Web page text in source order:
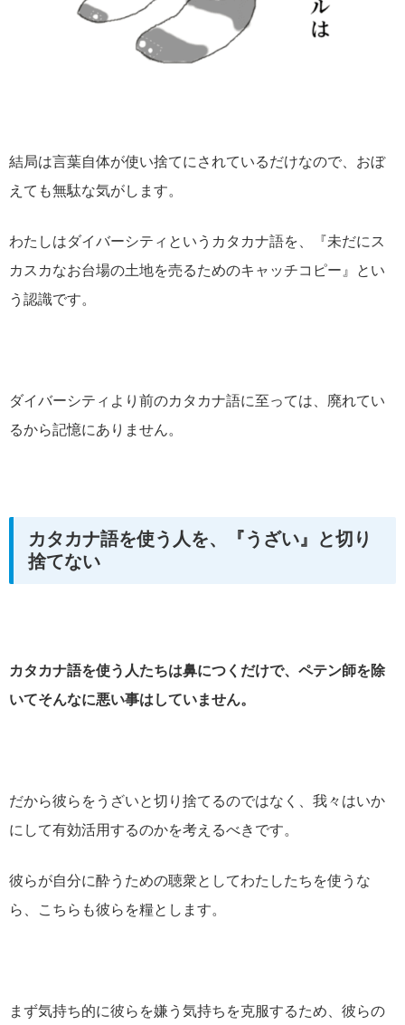
結局は言葉自体が使い捨てにされているだけなので、おぼ
えても無駄な気がします。
わたしはダイバーシティというカタカナ語を、『未だにス
カスカなお台場の土地を売るためのキャッチコピー』とい
う認識です。
ダイバーシティより前のカタカナ語に至っては、廃れてい
るから記憶にありません。
カタカナ語を使う人を、『うざい』と切り
捨てない
カタカナ語を使う人たちは鼻につくだけで、ペテン師を除
いてそんなに悪い事はしていません。
だから彼らをうざいと切り捨てるのではなく、我々はいか
にして有効活用するのかを考えるべきです。
彼らが自分に酔うための聴衆としてわたしたちを使うな
ら、こちらも彼らを糧とします。
まず気持ち的に彼らを嫌う気持ちを克服するため、彼らの